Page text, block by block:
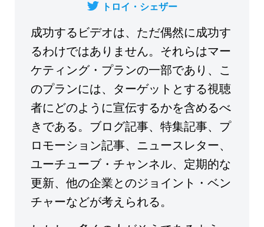
トロイ・シェザー
成功するビデオは、ただ偶然に成功す
るわけではありません。それらはマー
ケティング・プランの一部であり、こ
のプランには、ターゲットとする視聴
者にどのように宣伝するかを含めるべ
きである。ブログ記事、特集記事、プ
ロモーション記事、ニュースレター、
ユーチューブ・チャンネル、定期的な
更新、他の企業とのジョイント・ベン
チャーなどが考えられる。